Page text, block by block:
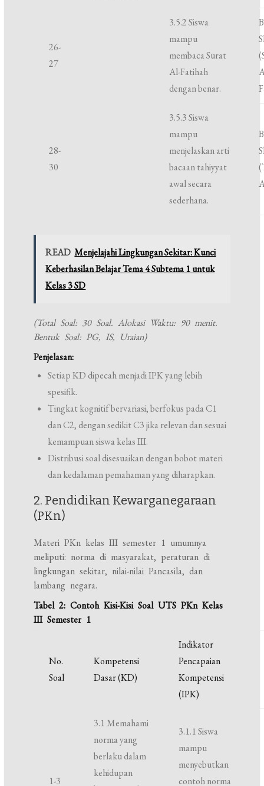
26-
27
3.5.2 Siswa
mampu
membaca Surat
Al-Fatihah
dengan benar.
28-
30
3.5.3 Siswa
mampu
menjelaskan arti
bacaan tahiyyat
awal secara
sederhana.
READ Menjelajahi Lingkungan Sekitar: Kunci
Keberhasilan Belajar Tema 4 Subtema 1 untuk
Kelas 3 SD
(Total Soal: 30 Soal. Alokasi Waktu: 90 menit.
Bentuk Soal: PG, IS, Uraian)
Penjelasan:
Setiap KD dipecah menjadi IPK yang lebih
spesifik.
Tingkat kognitif bervariasi, berfokus pada C1
dan C2, dengan sedikit C3 jika relevan dan sesuai
kemampuan siswa kelas III.
Distribusi soal disesuaikan dengan bobot materi
dan kedalaman pemahaman yang diharapkan.
2. Pendidikan Kewarganegaraan
(PKn)
Materi PKn kelas III semester 1 umumnya
meliputi: norma di masyarakat, peraturan di
lingkungan sekitar, nilai-nilai Pancasila, dan
lambang negara.
Tabel 2: Contoh Kisi-Kisi Soal UTS PKn Kelas
III Semester 1
No.
Soal
Kompetensi
Dasar (KD)
Indikator
Pencapaian
Kompetensi
(IPK)
1-3
3.1 Memahami
norma yang
berlaku dalam
kehidupan
3.1.1 Siswa
mampu
menyebutkan
contoh norma